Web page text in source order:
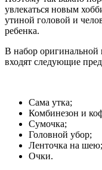
увлекаться новым
утиной головой и
ребенка.
В набор
входят следующие
Сама утка;
Комбинезон и
Сумочка;
Головной убор;
Ленточка на шею;
Очки.